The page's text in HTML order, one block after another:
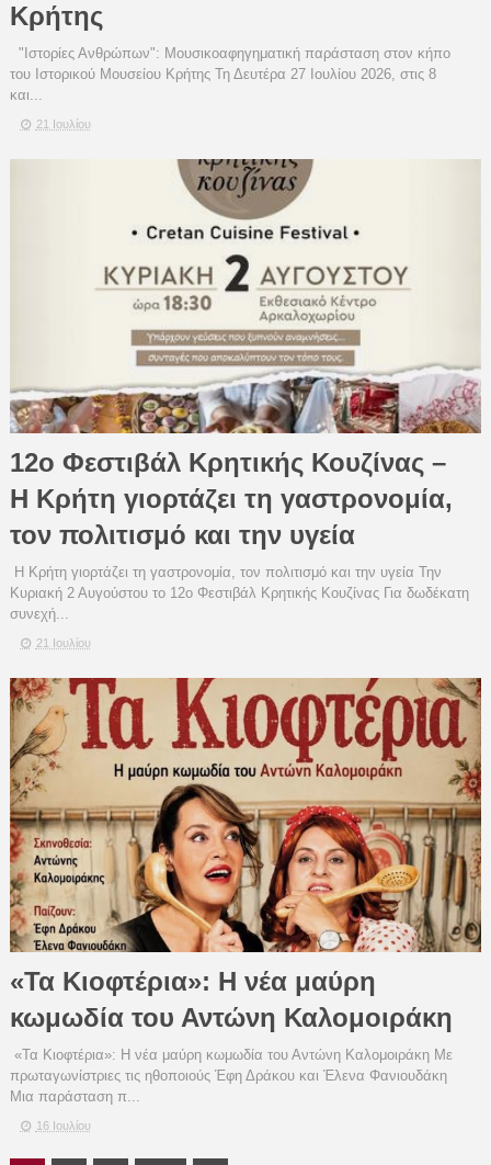
Κρήτης
"Ιστορίες Ανθρώπων": Μουσικοαφηγηματική παράσταση στον κήπο
του Ιστορικού Μουσείου Κρήτης Τη Δευτέρα 27 Ιουλίου 2026, στις 8
και...
21 Ιουλίου
12ο Φεστιβάλ Κρητικής Κουζίνας –
Η Κρήτη γιορτάζει τη γαστρονομία,
τον πολιτισμό και την υγεία
Η Κρήτη γιορτάζει τη γαστρονομία, τον πολιτισμό και την υγεία Την
Κυριακή 2 Αυγούστου το 12ο Φεστιβάλ Κρητικής Κουζίνας Για δωδέκατη
συνεχή...
21 Ιουλίου
«Τα Κιοφτέρια»: Η νέα μαύρη
κωμωδία του Αντώνη Καλομοιράκη
«Τα Κιοφτέρια»: Η νέα μαύρη κωμωδία του Αντώνη Καλομοιράκη Με
πρωταγωνίστριες τις ηθοποιούς Έφη Δράκου και Έλενα Φανιουδάκη
Μια παράσταση π...
16 Ιουλίου